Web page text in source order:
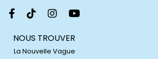
NOUS TROUVER
La Nouvelle Vague